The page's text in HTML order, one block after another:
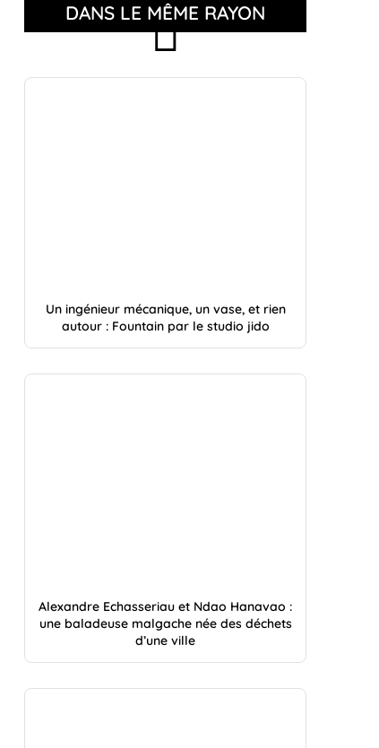
DANS LE MÊME RAYON
Un ingénieur mécanique, un vase, et rien
autour : Fountain par le studio jido
Alexandre Echasseriau et Ndao Hanavao :
une baladeuse malgache née des déchets
d’une ville